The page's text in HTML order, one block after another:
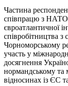
Частина
співпрацю з НАТО
євроатлантичної
співробітництва з
Чорноморському
участь у
досягнення
нормандському та
відносинах із ЄС